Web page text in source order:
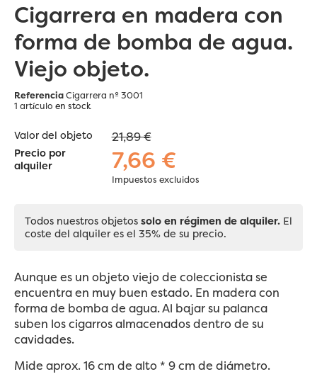
Cigarrera en madera con
forma de bomba de agua.
Viejo objeto.
ReferenciaCigarrera nº 3001
1 artículo en stock
Valor del objeto 21,89 €
Precio por
alquiler
7,66 €
Impuestos excluidos
Todos nuestros objetos solo en régimen de alquiler. El
coste del alquiler es el 35% de su precio.
Aunque es un objeto viejo de coleccionista se
encuentra en muy buen estado. En madera con
forma de bomba de agua. Al bajar su palanca
suben los cigarros almacenados dentro de su
cavidades.
Mide aprox. 16 cm de alto * 9 cm de diámetro.